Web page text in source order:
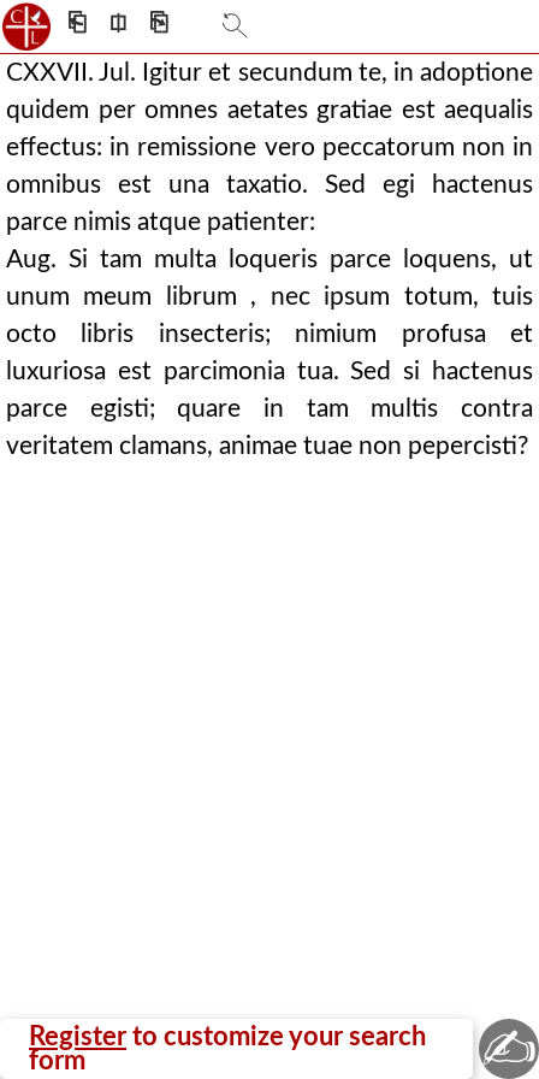
⎗ ⎅ ⎘
CXXVII. Jul. Igitur et secundum te, in adoptione
quidem per omnes aetates gratiae est aequalis
effectus: in remissione vero peccatorum non in
omnibus est una taxatio. Sed egi hactenus
parce nimis atque patienter:
Aug. Si tam multa loqueris parce loquens, ut
unum meum librum , nec ipsum totum, tuis
octo libris insecteris; nimium profusa et
luxuriosa est parcimonia tua. Sed si hactenus
parce egisti; quare in tam multis contra
veritatem clamans, animae tuae non pepercisti?
Register to customize your search
form
✍